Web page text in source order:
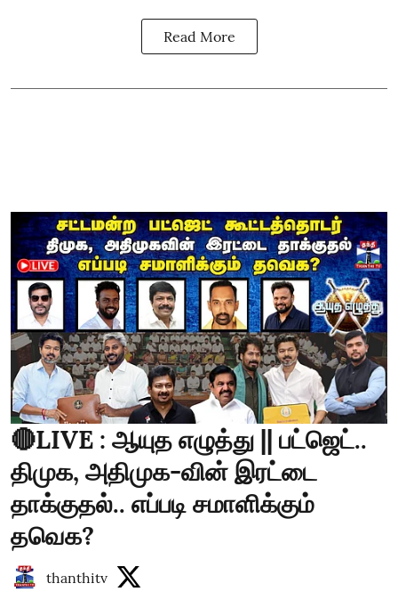
Read More
🔴LIVE : ஆயுத எழுத்து || பட்ஜெட்..
திமுக, அதிமுக-வின் இரட்டை
தாக்குதல்.. எப்படி சமாளிக்கும்
தவெக?
thanthitv